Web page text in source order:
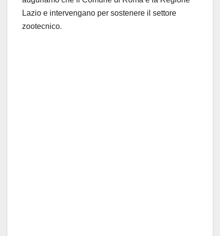
Lazio e intervengano per sostenere il settore
zootecnico.